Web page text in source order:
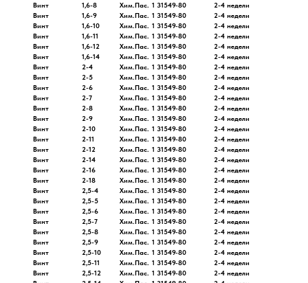
Винт
1,6-8 Хим.Пас. 1 31549-80
2-4 недели
Винт
1,6-9 Хим.Пас. 1 31549-80
2-4 недели
Винт
1,6-10 Хим.Пас. 1 31549-80
2-4 недели
Винт
1,6-11 Хим.Пас. 1 31549-80
2-4 недели
Винт
1,6-12 Хим.Пас. 1 31549-80
2-4 недели
Винт
1,6-14 Хим.Пас. 1 31549-80
2-4 недели
Винт
2-4 Хим.Пас. 1 31549-80
2-4 недели
Винт
2-5 Хим.Пас. 1 31549-80
2-4 недели
Винт
2-6 Хим.Пас. 1 31549-80
2-4 недели
Винт
2-7 Хим.Пас. 1 31549-80
2-4 недели
Винт
2-8 Хим.Пас. 1 31549-80
2-4 недели
Винт
2-9 Хим.Пас. 1 31549-80
2-4 недели
Винт
2-10 Хим.Пас. 1 31549-80
2-4 недели
Винт
2-11 Хим.Пас. 1 31549-80
2-4 недели
Винт
2-12 Хим.Пас. 1 31549-80
2-4 недели
Винт
2-14 Хим.Пас. 1 31549-80
2-4 недели
Винт
2-16 Хим.Пас. 1 31549-80
2-4 недели
Винт
2-18 Хим.Пас. 1 31549-80
2-4 недели
Винт
2,5-4 Хим.Пас. 1 31549-80
2-4 недели
Винт
2,5-5 Хим.Пас. 1 31549-80
2-4 недели
Винт
2,5-6 Хим.Пас. 1 31549-80
2-4 недели
Винт
2,5-7 Хим.Пас. 1 31549-80
2-4 недели
Винт
2,5-8 Хим.Пас. 1 31549-80
2-4 недели
Винт
2,5-9 Хим.Пас. 1 31549-80
2-4 недели
Винт
2,5-10 Хим.Пас. 1 31549-80
2-4 недели
Винт
2,5-11 Хим.Пас. 1 31549-80
2-4 недели
Винт
2,5-12 Хим.Пас. 1 31549-80
2-4 недели